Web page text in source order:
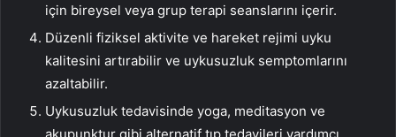
için bireysel veya grup terapi seanslarını içerir.
Düzenli fiziksel aktivite ve hareket rejimi uyku
kalitesini artırabilir ve uykusuzluk semptomlarını
azaltabilir.
Uykusuzluk tedavisinde yoga, meditasyon ve
akupunktur gibi alternatif tıp tedavileri yardımcı